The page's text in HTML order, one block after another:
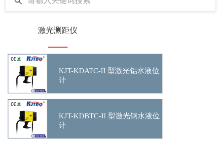
激光测距仪
KJT-KDATC-II 型激光铝水液位
计
KJT-KDBTC-II 型激光钢水液位
计